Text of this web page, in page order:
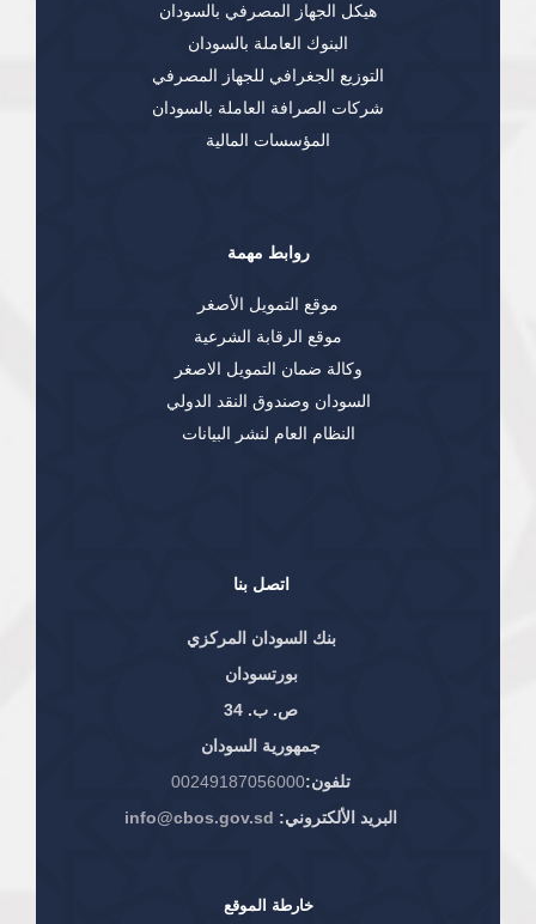
اتصل بنا
بنك السودان المركزي
بورتسودان
ص. ب. 34
جمهورية السودان
تلفون:00249187056000
البريد الألكتروني: info@cbos.gov.sd
هيكل الجهاز المصرفي بالسودان
البنوك العاملة بالسودان
التوزيع الجغرافي للجهاز المصرفي
شركات الصرافة العاملة بالسودان
المؤسسات المالية
روابط مهمة
موقع التمويل الأصغر
موقع الرقابة الشرعية
وكالة ضمان التمويل الاصغر
السودان وصندوق النقد الدولي
النظام العام لنشر البيانات
خارطة الموقع